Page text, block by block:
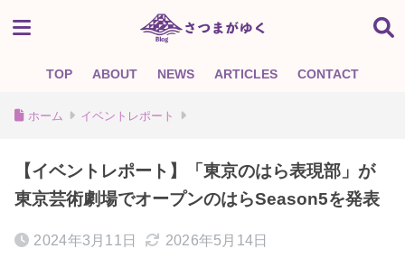
TOP ABOUT NEWS ARTICLES CONTACT
ホーム イベントレポート
【イベントレポート】「東京のはら表現部」が
東京芸術劇場でオープンのはらSeason5を発表
2024年3月11日 2026年5月14日